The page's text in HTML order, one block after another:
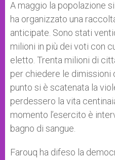
A maggio la popolazione
ha organizzato una
anticipate. Sono stati
milioni in più dei voti con
eletto. Trenta milioni di
per chiedere le dimissioni
punto si è scatenata la
perdessero la vita
momento l’esercito è
bagno di sangue.
Farouq ha difeso la